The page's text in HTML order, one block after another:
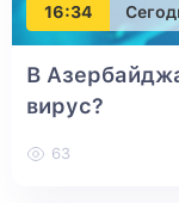
16:34
В
вирус?
63